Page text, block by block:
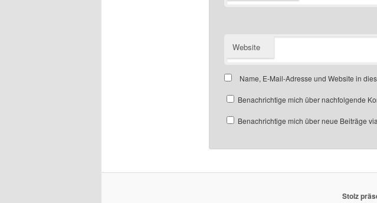
Website
Name, E-Mail-Adresse und Website in
Benachrichtige mich über nachfolgende
Benachrichtige mich über neue Beiträge
Stolz